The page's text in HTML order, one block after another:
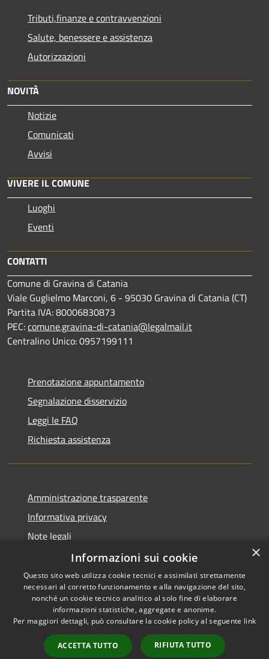
Tributi,finanze e contravvenzioni
Salute, benessere e assistenza
Autorizzazioni
NOVITÀ
Notizie
Comunicati
Avvisi
VIVERE IL COMUNE
Luoghi
Eventi
CONTATTI
Comune di Gravina di Catania
Viale Guglielmo Marconi, 6 - 95030 Gravina di Catania (CT)
Partita IVA: 80006830873
PEC:comune.gravina-di-catania@legalmail.it
Centralino Unico: 0957199111
Prenotazione appuntamento
Segnalazione disservizio
Leggi le FAQ
Richiesta assistenza
Amministrazione trasparente
Informativa privacy
Note legali
Dichiarazione di accessibilità
RSS
Accessibilità
Copyright © 2026 • Comune di
byMunicipium
Accesso
×
Informazioni sui cookie
Questo sito web utilizza cookie tecnici e assimilati strettamente
necessari al corretto funzionamento e alla navigazione del sito,
nonché un cookie tecnico analitico al solo fine di elaborare
informazioni statistiche, aggregate e anonime.
Per maggiori dettagli, può consultare la cookie policy al seguente link
ACCETTA TUTTO RIFIUTA TUTTO